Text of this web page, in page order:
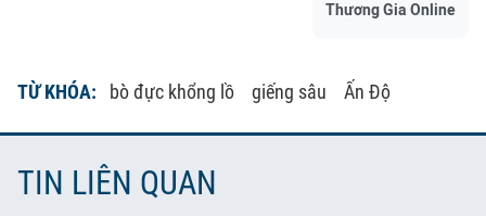
Thương Gia Online
TỪ KHÓA: bò đực khổng lồ giếng sâu Ấn Độ
TIN LIÊN QUAN